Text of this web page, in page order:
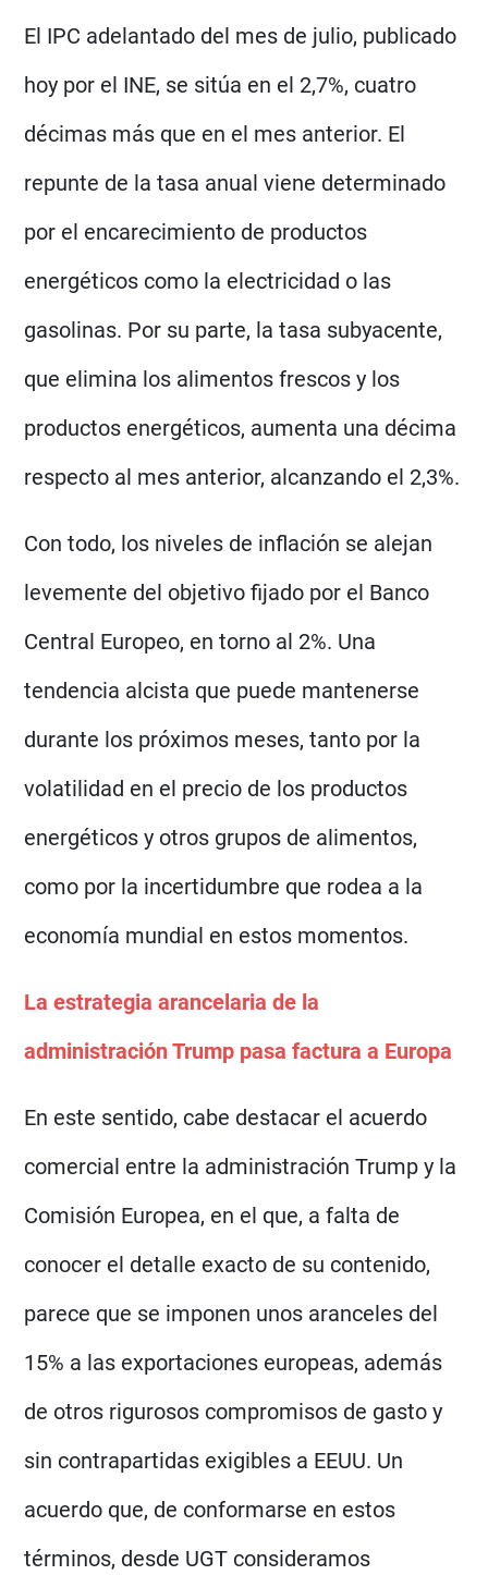
El IPC adelantado del mes de julio, publicado
hoy por el INE, se sitúa en el 2,7%, cuatro
décimas más que en el mes anterior. El
repunte de la tasa anual viene determinado
por el encarecimiento de productos
energéticos como la electricidad o las
gasolinas. Por su parte, la tasa subyacente,
que elimina los alimentos frescos y los
productos energéticos, aumenta una décima
respecto al mes anterior, alcanzando el 2,3%.
Con todo, los niveles de inflación se alejan
levemente del objetivo fijado por el Banco
Central Europeo, en torno al 2%. Una
tendencia alcista que puede mantenerse
durante los próximos meses, tanto por la
volatilidad en el precio de los productos
energéticos y otros grupos de alimentos,
como por la incertidumbre que rodea a la
economía mundial en estos momentos.
La estrategia arancelaria de la
administración Trump pasa factura a Europa
En este sentido, cabe destacar el acuerdo
comercial entre la administración Trump y la
Comisión Europea, en el que, a falta de
conocer el detalle exacto de su contenido,
parece que se imponen unos aranceles del
15% a las exportaciones europeas, además
de otros rigurosos compromisos de gasto y
sin contrapartidas exigibles a EEUU. Un
acuerdo que, de conformarse en estos
términos, desde UGT consideramos